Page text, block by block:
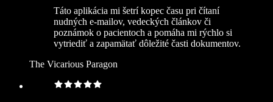
Táto aplikácia mi šetrí kopec času pri čítaní
nudných e‑mailov, vedeckých článkov či
poznámok o pacientoch a pomáha mi rýchlo si
vytriediť a zapamätať dôležité časti dokumentov.
The Vicarious Paragon